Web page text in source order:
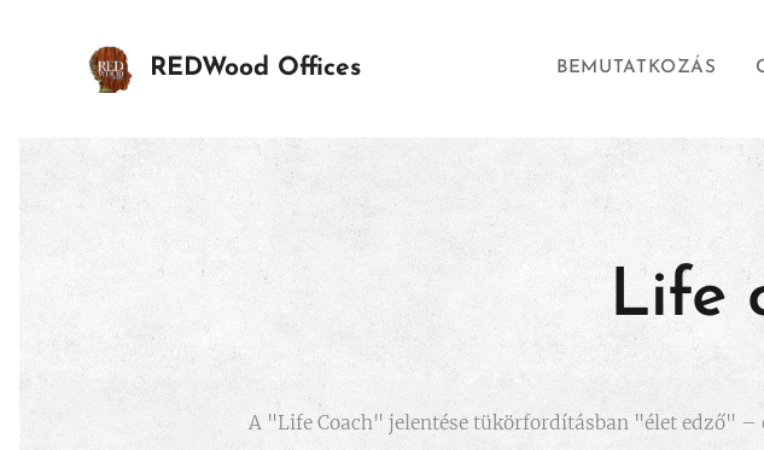
REDWood Offices BEMUTATKOZÁS
Life
A "Life Coach" jelentése tükörfordításban "élet edző" –